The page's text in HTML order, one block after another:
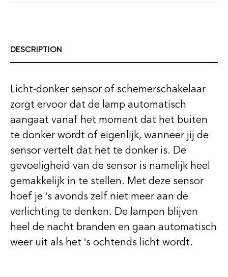
DESCRIPTION
Licht-donker sensor of schemerschakelaar
zorgt ervoor dat de lamp automatisch
aangaat vanaf het moment dat het buiten
te donker wordt of eigenlijk, wanneer jij de
sensor vertelt dat het te donker is. De
gevoeligheid van de sensor is namelijk heel
gemakkelijk in te stellen. Met deze sensor
hoef je ‘s avonds zelf niet meer aan de
verlichting te denken. De lampen blijven
heel de nacht branden en gaan automatisch
weer uit als het ‘s ochtends licht wordt.